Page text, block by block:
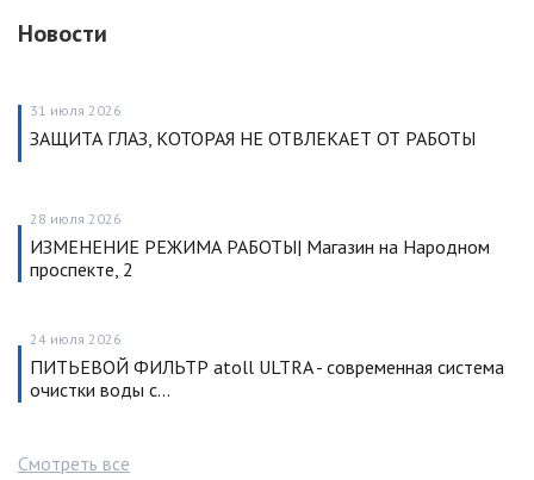
Новости
31 июля 2026
ЗАЩИТА ГЛАЗ, КОТОРАЯ НЕ ОТВЛЕКАЕТ ОТ РАБОТЫ
28 июля 2026
ИЗМЕНЕНИЕ РЕЖИМА РАБОТЫ| Магазин на Народном
проспекте, 2
24 июля 2026
ПИТЬЕВОЙ ФИЛЬТР atoll ULTRA - современная система
очистки воды с…
Смотреть все